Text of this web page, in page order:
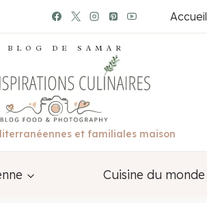
Accueil
BLOG DE SAMAR
et familiales maison
Cuisine du monde